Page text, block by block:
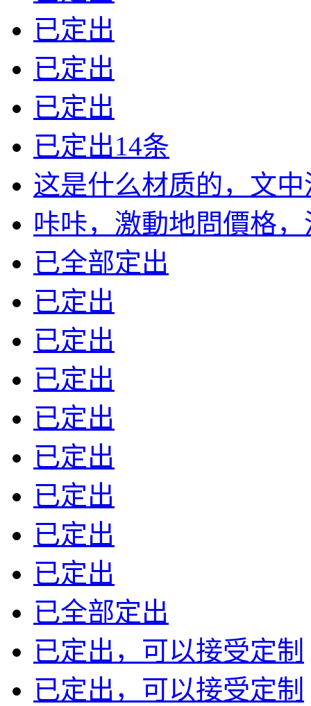
已定出
已定出
已定出
已定出14条
这是什么材质的，文中
咔咔，激動地問價格，
已全部定出
已定出
已定出
已定出
已定出
已定出
已定出
已定出
已定出
已全部定出
已定出，可以接受定制
已定出，可以接受定制